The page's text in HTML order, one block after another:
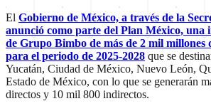
El Gobierno de México, a través de la
anunció como parte del Plan México, una
de Grupo Bimbo de más de 2 mil millones
para el periodo de 2025-2028 que se
Yucatán, Ciudad de México, Nuevo León,
Estado de México, con lo que se generarán
directos y 10 mil 800 indirectos.